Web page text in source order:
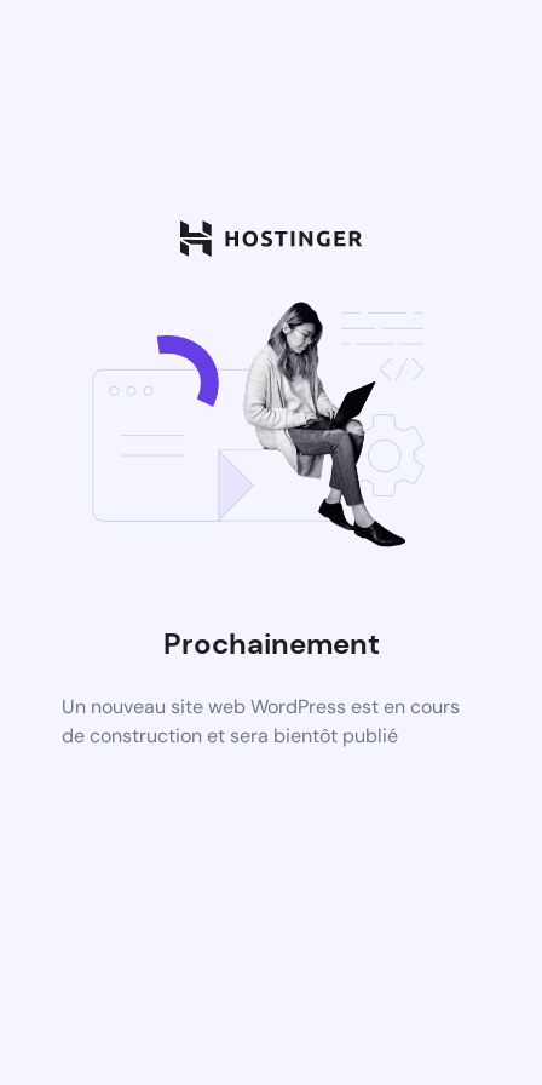
Prochainement
Un nouveau site web WordPress est en cours
de construction et sera bientôt publié